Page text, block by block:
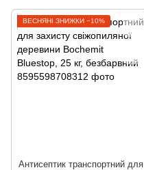
ВЕСНЯНІ ЗНИЖКИ −10%
Антисептик транспортний для